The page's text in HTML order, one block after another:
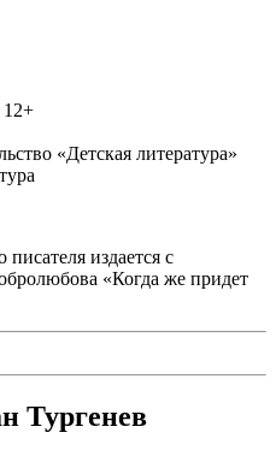
12+
«Детская литература»
писателя издается с
«Когда же придет
Тургенев